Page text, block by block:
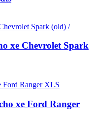
xe Chevrolet Spark
xe Ford Ranger